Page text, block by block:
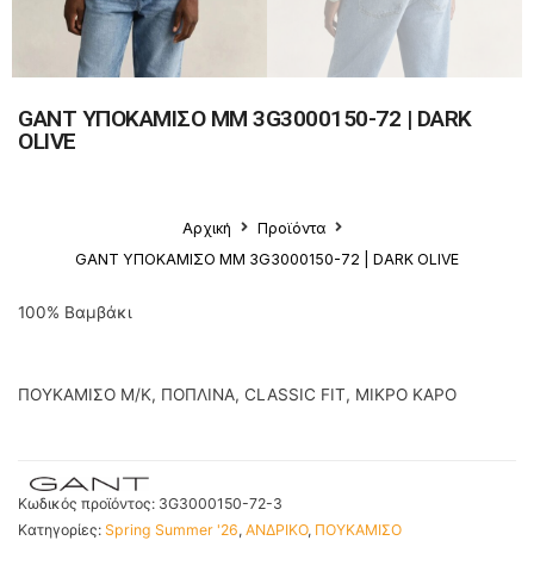
GANT ΥΠΟΚΑΜΙΣΟ ΜΜ 3G3000150-72 | DARK
OLIVE
Αρχική
Προϊόντα
GANT ΥΠΟΚΑΜΙΣΟ ΜΜ 3G3000150-72 | DARK OLIVE
100% Βαμβάκι
ΠΟΥΚΑΜΙΣΟ M/Κ, ΠΟΠΛΙΝΑ, CLASSIC FIT, MIKΡΟ ΚΑΡΟ
Κωδικός προϊόντος: 3G3000150-72-3
Κατηγορίες: Spring Summer '26, ΑΝΔΡΙΚΟ, ΠΟΥΚΑΜΙΣΟ